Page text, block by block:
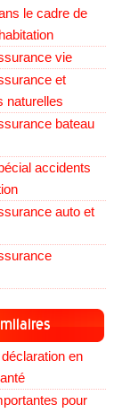
le cadre de
vie
et
naturelles
bateau
accidents
auto et
en
pour